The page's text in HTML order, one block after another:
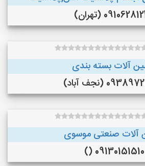
(تهران)
آلات بسته بندی
(نجف‌ آباد)
آلات صنعتی موسوی
09130151510 ()